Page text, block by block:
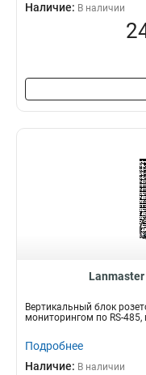
Наличие: В наличии
Lanmaster
Вертикальный блок
мониторингом по RS-485,
Подробнее
Наличие: В наличии